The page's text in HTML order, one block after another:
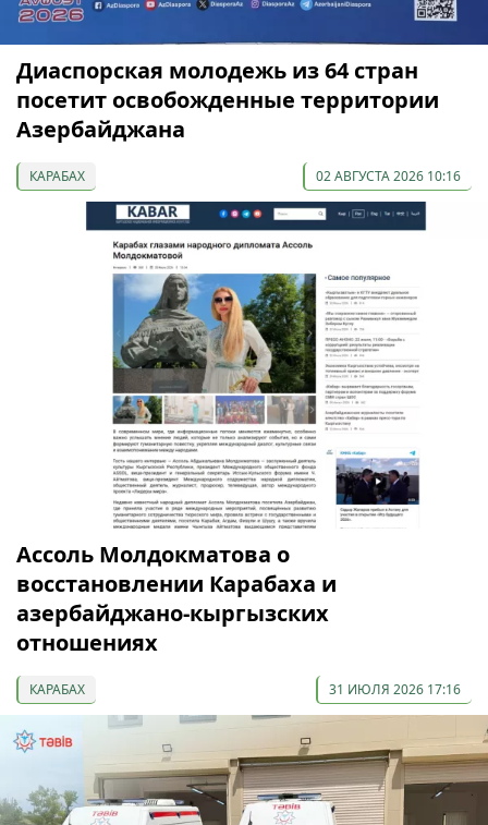
Диаспорская молодежь из 64 стран
посетит освобожденные территории
Азербайджана
КАРАБАХ 02 АВГУСТА 2026 10:16
Ассоль Молдокматова о
восстановлении Карабаха и
азербайджано-кыргызских
отношениях
КАРАБАХ 31 ИЮЛЯ 2026 17:16